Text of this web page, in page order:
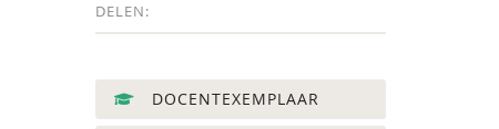
DELEN:
DOCENTEXEMPLAAR